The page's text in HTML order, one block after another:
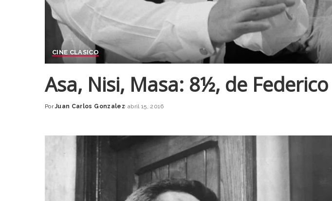
CINE CLASICO
Asa, Nisi, Masa: 8½, de
Posted
Por Juan Carlos Gonzalez abril 15, 2016